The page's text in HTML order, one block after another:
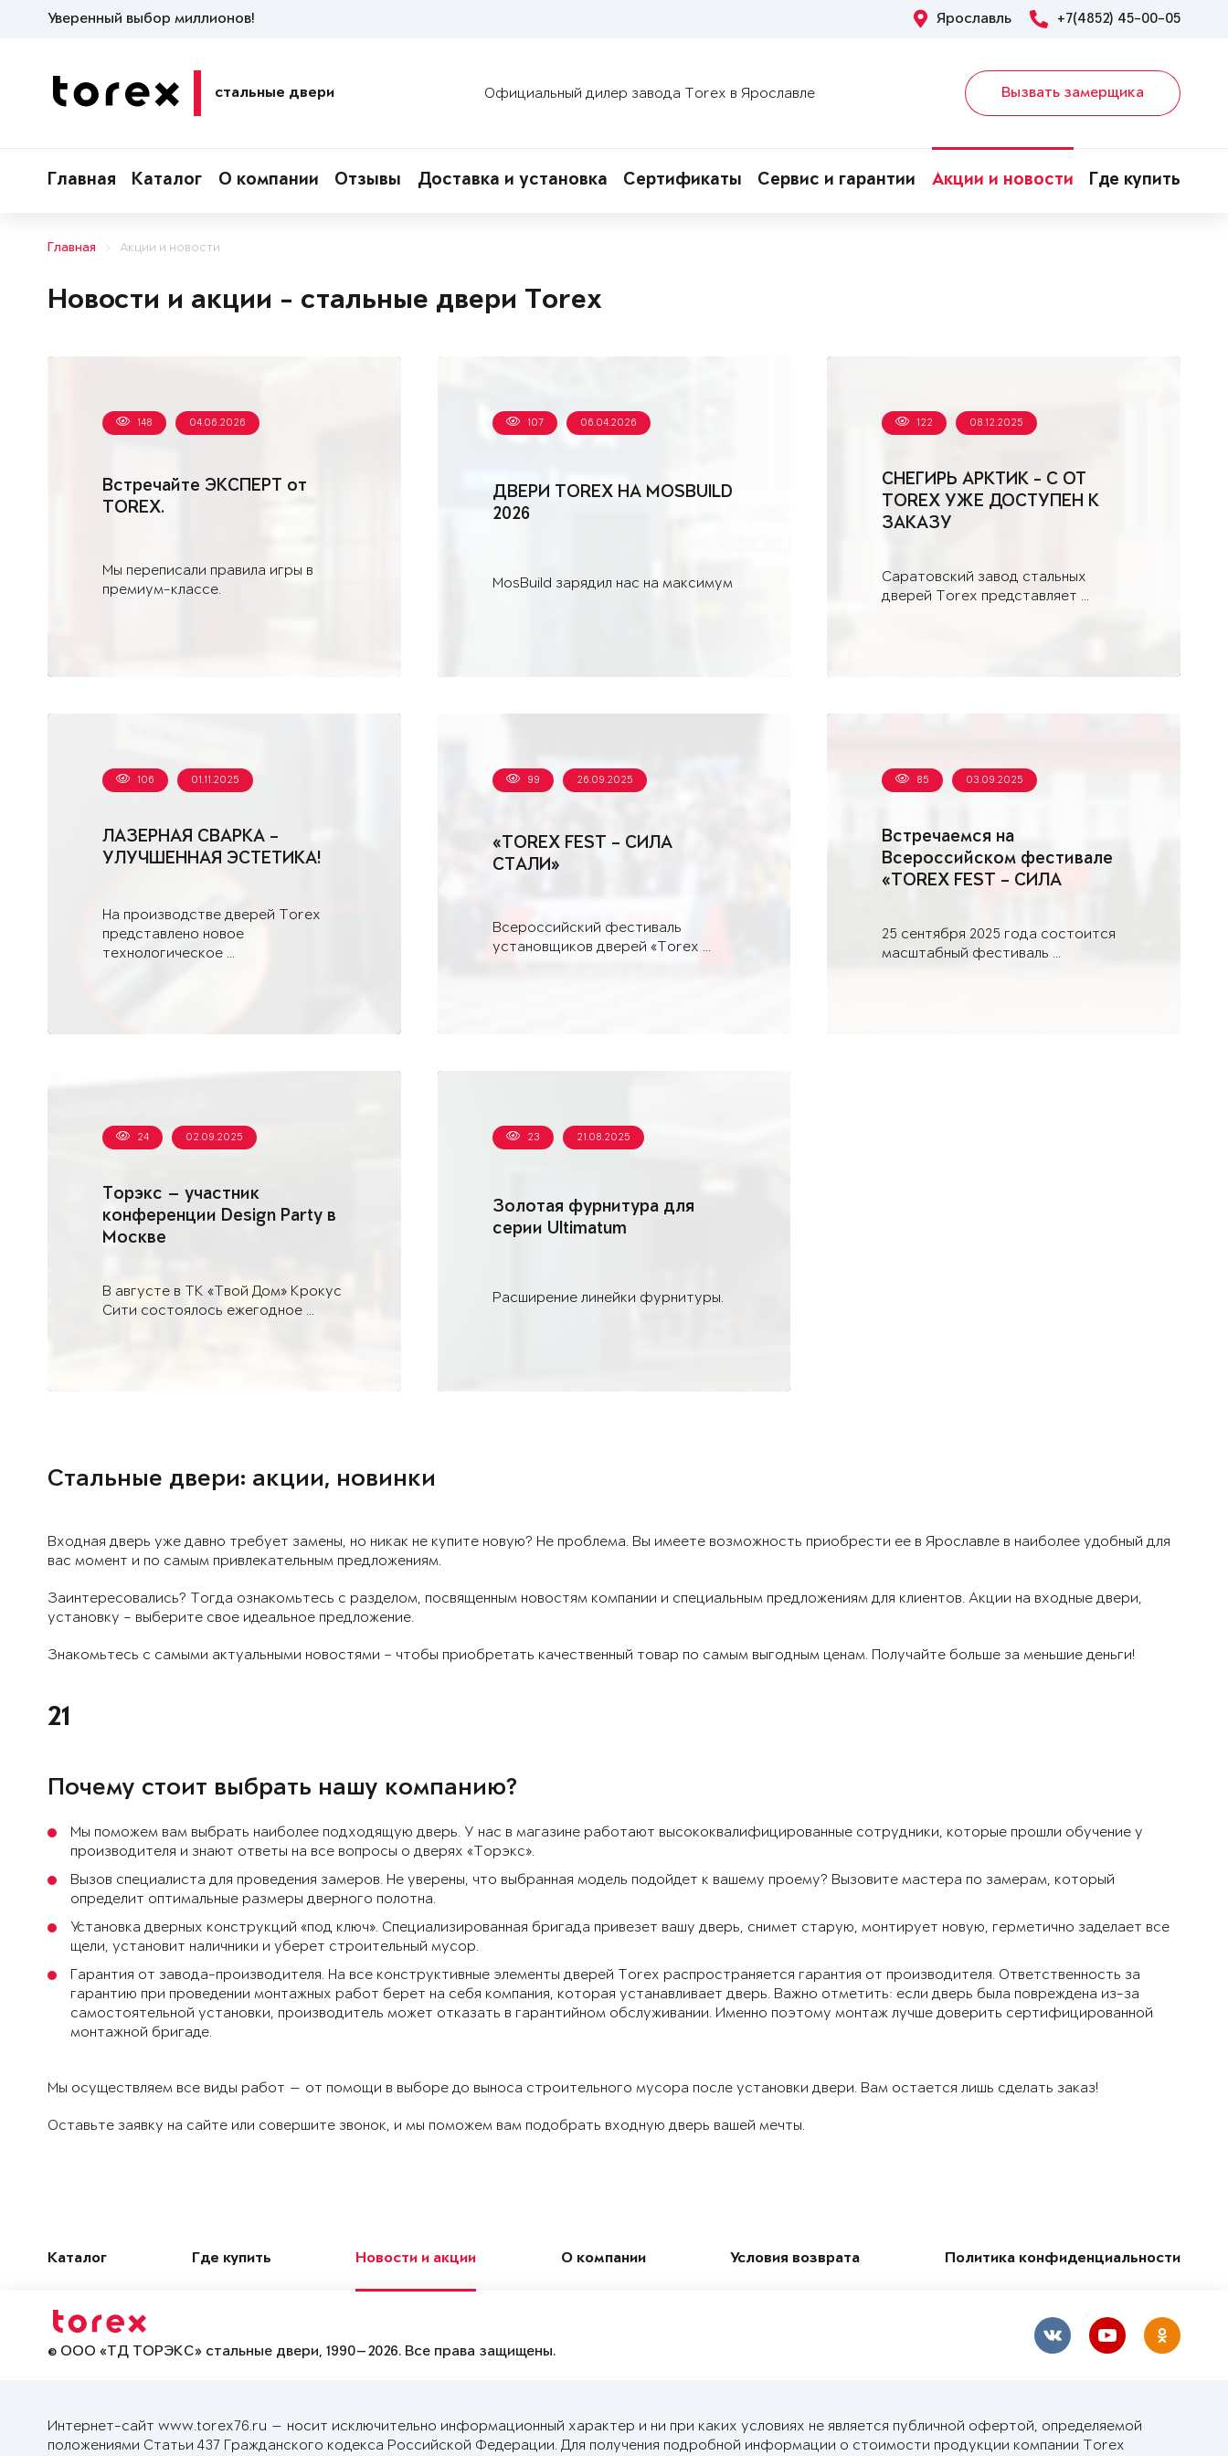
Уверенный выбор миллионов! Ярославль +7(4852) 45-00-05
стальные двери Официальный дилер завода Torex в Ярославле Вызвать замерщика
Главная Каталог О компании Отзывы Доставка и установка Сертификаты Сервис и гарантии Акции и новости Где купить
Главная Акции и новости
Новости и акции - стальные двери Torex
Встречайте ЭКСПЕРТ от
TOREX.
148 04.06.2026
Мы переписали правила игры в
премиум-классе.
ДВЕРИ TOREX НА MOSBUILD
2026
107 06.04.2026
MosBuild зарядил нас на максимум
СНЕГИРЬ АРКТИК - С ОТ
TOREX УЖЕ ДОСТУПЕН К
ЗАКАЗУ
122 08.12.2025
Саратовский завод стальных
дверей Torex представляет ...
ЛАЗЕРНАЯ СВАРКА –
УЛУЧШЕННАЯ ЭСТЕТИКА!
106 01.11.2025
На производстве дверей Torex
представлено новое
технологическое ...
«TOREX FEST – СИЛА
СТАЛИ»
99 26.09.2025
Всероссийский фестиваль
установщиков дверей «Torex ...
Встречаемся на
Всероссийском фестивале
«TOREX FEST – СИЛА
85 03.09.2025
25 сентября 2025 года состоится
масштабный фестиваль ...
Торэкс — участник
конференции Design Party в
Москве
24 02.09.2025
В августе в ТК «Твой Дом» Крокус
Сити состоялось ежегодное ...
Золотая фурнитура для
серии Ultimatum
23 21.08.2025
Расширение линейки фурнитуры.
Стальные двери: акции, новинки
Входная дверь уже давно требует замены, но никак не купите новую? Не проблема. Вы имеете возможность приобрести ее в Ярославле в наиболее удобный для
вас момент и по самым привлекательным предложениям.
Заинтересовались? Тогда ознакомьтесь с разделом, посвященным новостям компании и специальным предложениям для клиентов. Акции на входные двери,
установку – выберите свое идеальное предложение.
Знакомьтесь с самыми актуальными новостями – чтобы приобретать качественный товар по самым выгодным ценам. Получайте больше за меньшие деньги!
21
Почему стоит выбрать нашу компанию?
Мы поможем вам выбрать наиболее подходящую дверь. У нас в магазине работают высококвалифицированные сотрудники, которые прошли обучение у
производителя и знают ответы на все вопросы о дверях «Торэкс».
Вызов специалиста для проведения замеров. Не уверены, что выбранная модель подойдет к вашему проему? Вызовите мастера по замерам, который
определит оптимальные размеры дверного полотна.
Установка дверных конструкций «под ключ». Специализированная бригада привезет вашу дверь, снимет старую, монтирует новую, герметично заделает все
щели, установит наличники и уберет строительный мусор.
Гарантия от завода-производителя. На все конструктивные элементы дверей Torex распространяется гарантия от производителя. Ответственность за
гарантию при проведении монтажных работ берет на себя компания, которая устанавливает дверь. Важно отметить: если дверь была повреждена из-за
самостоятельной установки, производитель может отказать в гарантийном обслуживании. Именно поэтому монтаж лучше доверить сертифицированной
монтажной бригаде.
Мы осуществляем все виды работ — от помощи в выборе до выноса строительного мусора после установки двери. Вам остается лишь сделать заказ!
Оставьте заявку на сайте или совершите звонок, и мы поможем вам подобрать входную дверь вашей мечты.
Каталог Где купить Новости и акции О компании Условия возврата Политика конфиденциальности
© ООО «ТД ТОРЭКС» стальные двери, 1990—2026. Все права защищены.
Интернет-сайт www.torex76.ru — носит исключительно информационный характер и ни при каких условиях не является публичной офертой, определяемой
положениями Статьи 437 Гражданского кодекса Российской Федерации. Для получения подробной информации о стоимости продукции компании Torex